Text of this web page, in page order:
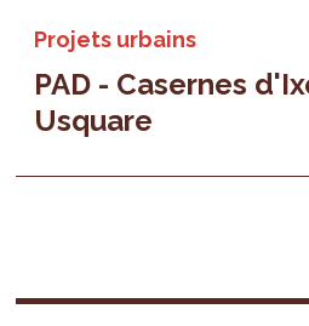
Projets urbains
PAD - Casernes
Usquare